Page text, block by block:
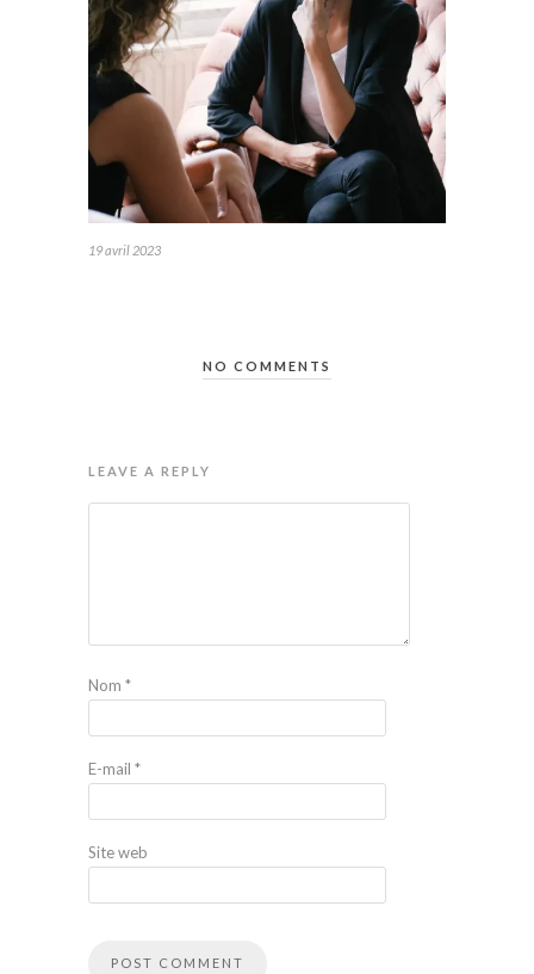
19 avril 2023
NO COMMENTS
LEAVE A REPLY
Nom *
E-mail *
Site web